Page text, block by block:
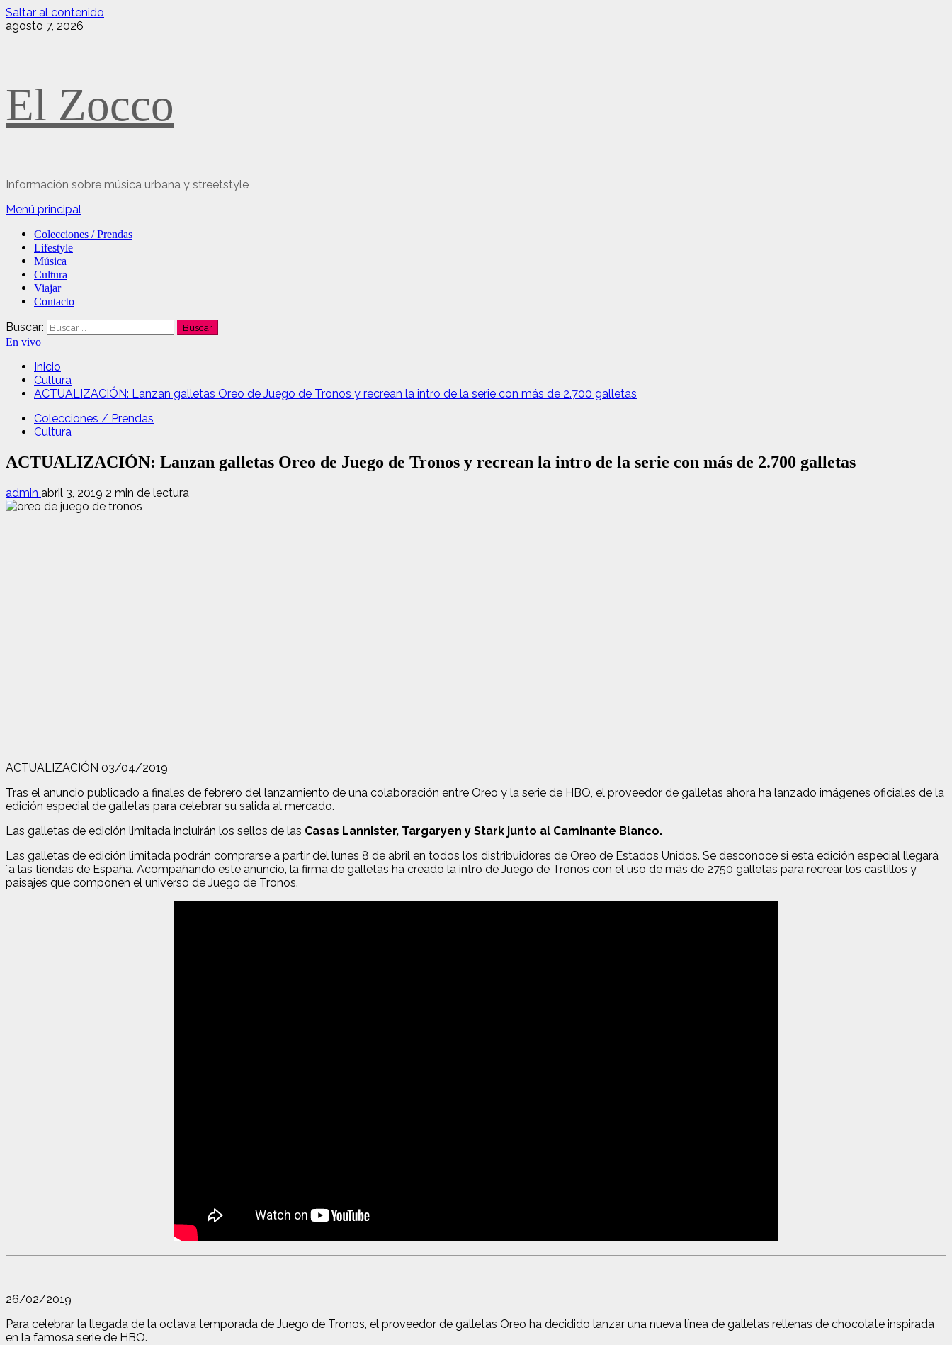
Saltar al contenido
agosto 7, 2026
El Zocco
Información sobre música urbana y streetstyle
Menú principal
Colecciones / Prendas
Lifestyle
Música
Cultura
Viajar
Contacto
Buscar:
En vivo
Inicio
Cultura
ACTUALIZACIÓN: Lanzan galletas Oreo de Juego de Tronos y recrean la intro de la serie con más de 2.700 galletas
Colecciones / Prendas
Cultura
ACTUALIZACIÓN: Lanzan galletas Oreo de Juego de Tronos y recrean la intro de la serie con más de 2.700 galletas
admin abril 3, 2019 2 min de lectura
ACTUALIZACIÓN 03/04/2019
Tras el anuncio publicado a finales de febrero del lanzamiento de una colaboración entre Oreo y la serie de HBO, el proveedor de galletas ahora ha lanzado imágenes oficiales de la
edición especial de galletas para celebrar su salida al mercado.
Las galletas de edición limitada incluirán los sellos de las Casas Lannister, Targaryen y Stark junto al Caminante Blanco.
Las galletas de edición limitada podrán comprarse a partir del lunes 8 de abril en todos los distribuidores de Oreo de Estados Unidos. Se desconoce si esta edición especial llegará
´a las tiendas de España. Acompañando este anuncio, la firma de galletas ha creado la intro de Juego de Tronos con el uso de más de 2750 galletas para recrear los castillos y
paisajes que componen el universo de Juego de Tronos.
26/02/2019
Para celebrar la llegada de la octava temporada de Juego de Tronos, el proveedor de galletas Oreo ha decidido lanzar una nueva línea de galletas rellenas de chocolate inspirada
en la famosa serie de HBO.